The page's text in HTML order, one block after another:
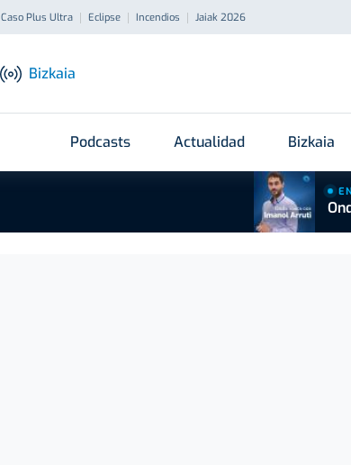
Caso Plus Ultra Eclipse Incendios Jaiak 2026
Bizkaia
Podcasts Actualidad Bizkaia